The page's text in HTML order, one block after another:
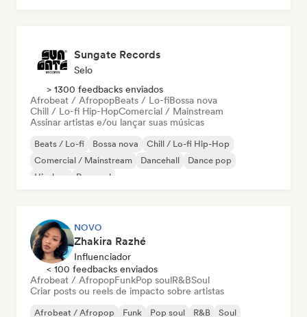
Sungate Records
Selo
> 1300 feedbacks enviados
Afrobeat / AfropopBeats / Lo-fiBossa nova
Chill / Lo-fi Hip-HopComercial / Mainstream
Assinar artistas e/ou lançar suas músicas
Beats / Lo-fi Bossa nova
Chill / Lo-fi Hip-Hop
Comercial / Mainstream
Dancehall
Dance pop
Hip-hop
Pop soul
NOVO
Zhakira Razhé
Influenciador
< 100 feedbacks enviados
Afrobeat / AfropopFunkPop soulR&BSoul
Criar posts ou reels de impacto sobre artistas
Afrobeat / Afropop Funk Pop soul R&B Soul